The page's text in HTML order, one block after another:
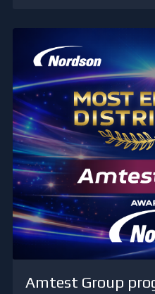
Amtest Group